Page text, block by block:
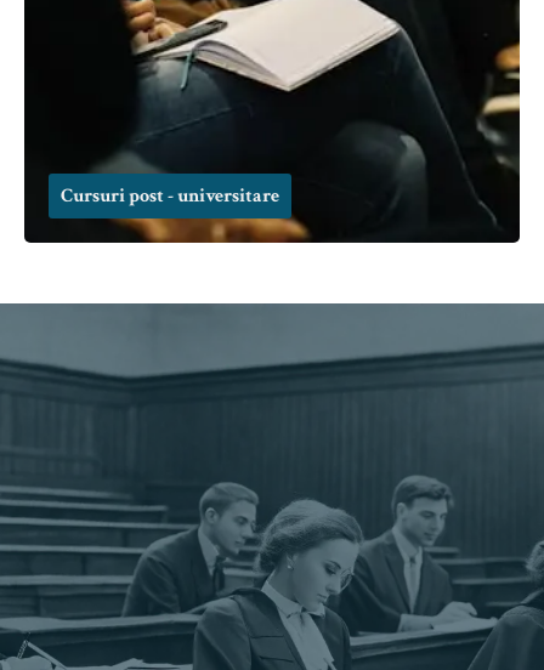
Cursuri post - universitare